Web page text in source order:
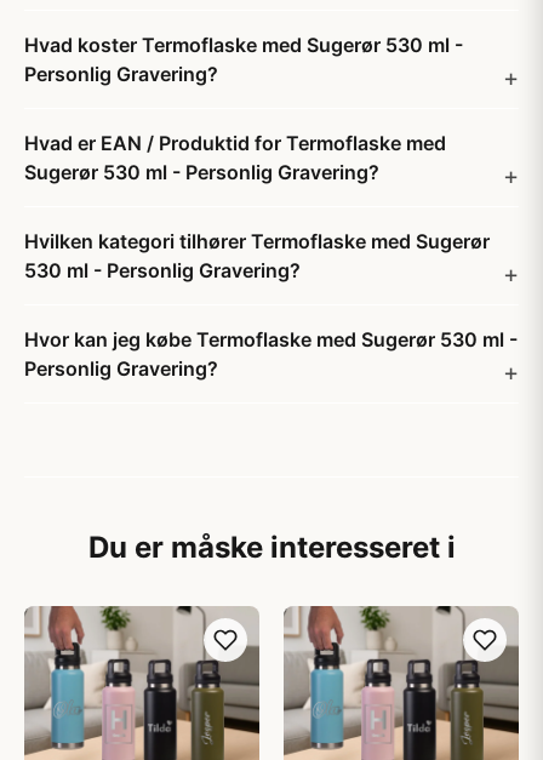
Hvad koster Termoflaske med Sugerør 530 ml -
Personlig Gravering?
Hvad er EAN / Produktid for Termoflaske med
Sugerør 530 ml - Personlig Gravering?
Hvilken kategori tilhører Termoflaske med Sugerør
530 ml - Personlig Gravering?
Hvor kan jeg købe Termoflaske med Sugerør 530 ml -
Personlig Gravering?
Du er måske interesseret i